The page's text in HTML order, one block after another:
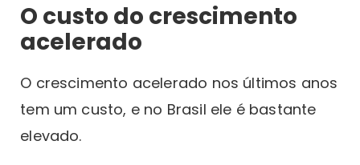
O custo do crescimento
acelerado
O crescimento acelerado nos últimos anos
tem um custo, e no Brasil ele é bastante
elevado.